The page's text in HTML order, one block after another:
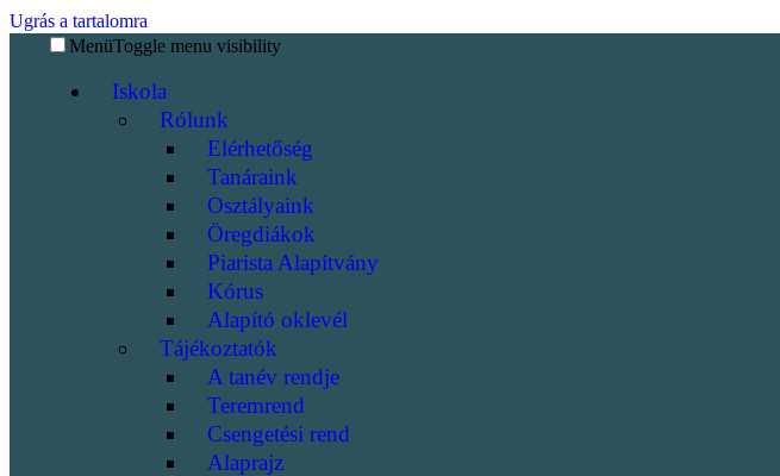
Ugrás a tartalomra
MenüToggle menu visibility
Iskola
Rólunk
Elérhetőség
Tanáraink
Osztályaink
Öregdiákok
Piarista Alapítvány
Kórus
Alapító oklevél
Tájékoztatók
A tanév rendje
Teremrend
Csengetési rend
Alaprajz